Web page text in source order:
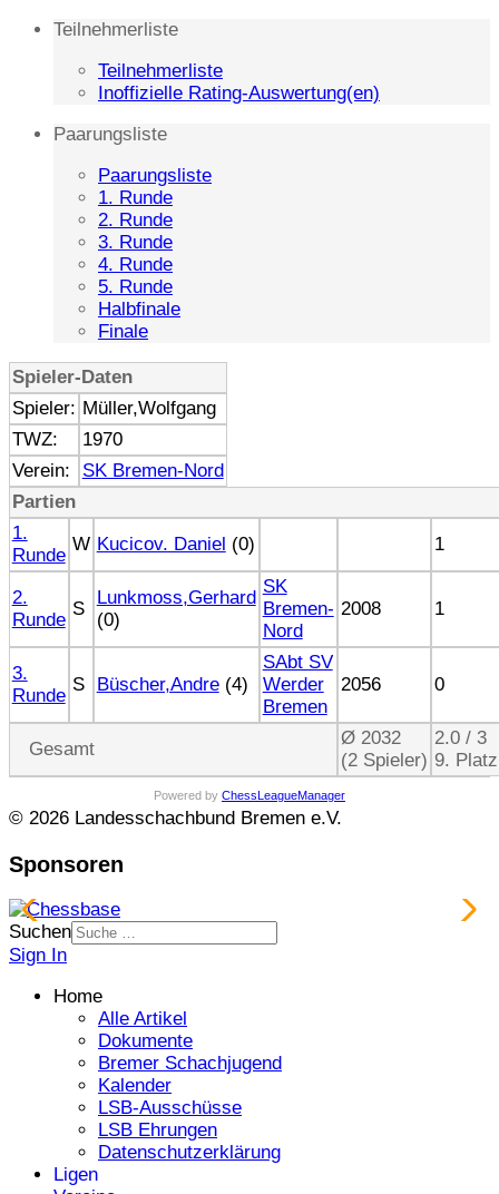
Teilnehmerliste
Teilnehmerliste
Inoffizielle Rating-Auswertung(en)
Paarungsliste
Paarungsliste
1. Runde
2. Runde
3. Runde
4. Runde
5. Runde
Halbfinale
Finale
Spieler-Daten
Spieler: Müller,Wolfgang
TWZ:
1970
Verein:
SK Bremen-Nord
Partien
1.
Runde
W Kucicov. Daniel (0) 1
2.
Runde
S
Lunkmoss,Gerhard
(0)
SK
Bremen-
Nord
2008 1
3.
Runde
S Büscher,Andre(4)
SAbt SV
Werder
Bremen
2056 0
Gesamt
Ø 2032
(2 Spieler)
2.0 / 3
9. Platz
Powered by ChessLeagueManager
© 2026 Landesschachbund Bremen e.V.
Sponsoren
Suchen
Sign In
Home
Alle Artikel
Dokumente
Bremer Schachjugend
Kalender
LSB-Ausschüsse
LSB Ehrungen
Datenschutzerklärung
Ligen